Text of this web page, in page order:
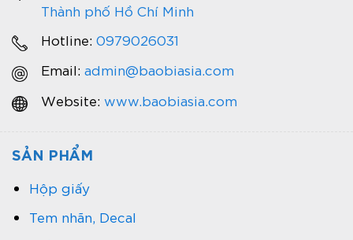
Thành phố Hồ Chí Minh
Hotline: 0979026031
Email: admin@baobiasia.com
Website: www.baobiasia.com
SẢN PHẨM
Hộp giấy
Tem nhãn, Decal